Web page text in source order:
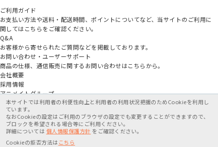
ご利用ガイド
お支払い方法や送料・配送時間、ポイントについてなど、当サイトのご利用に
関してはこちらをご確認ください。
Q&A
お客様から寄せられたご質問などを掲載しております。
お問い合わせ・ユーザーサポート
商品の仕様、通信販売に関するお問い合わせはこちらから。
会社概要
採用情報
アニメイトグループ
特定商取引法に基づく表記
本サイトでは利用者の利便性向上と利用者の利用状況把握のためCookieを利用し
ています。
なおCookieの設定はご利用のブラウザの設定でも変更することができますので、
ブロックを希望される場合等にご利用ください。
詳細については 個人情報保護方針 をご確認ください。
Cookieの拒否方法は こちら